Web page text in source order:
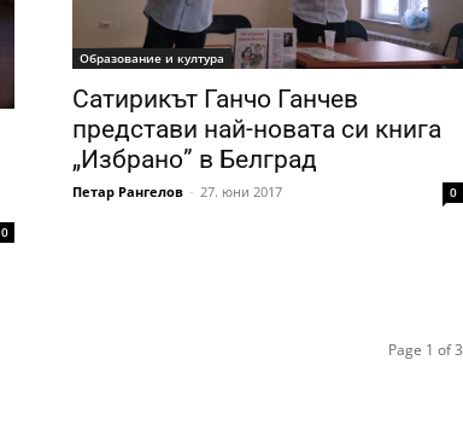
0
Образование и култура
Сатирикът Ганчо Ганчев
представи най-новата си книга
„Избрано” в Белград
Петар Рангелов - 27. юни 2017 0
Page 1 of 3